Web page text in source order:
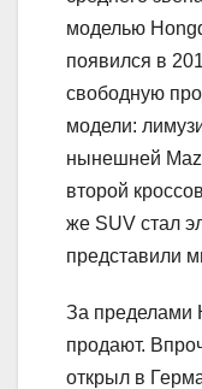
моделью
появился в
свободную
модели:
нынешней
второй
же SUV стал
представили
За пределами
продают.
открыл в